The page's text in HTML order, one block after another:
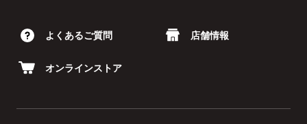
よくあるご質問 店舗情報
オンラインストア